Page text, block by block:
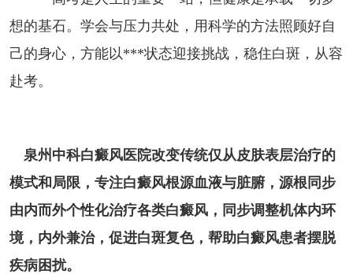
想的基石。学会与压力共处，用科学的方法照顾好自
己的身心，方能以***状态迎接挑战，稳住白斑，从容
赴考。
泉州中科白癜风医院改变传统仅从皮肤表层治疗的
模式和局限，专注白癜风根源血液与脏腑，源根同步
由内而外个性化治疗各类白癜风，同步调整机体内环
境，内外兼治，促进白斑复色，帮助白癜风患者摆脱
疾病困扰。